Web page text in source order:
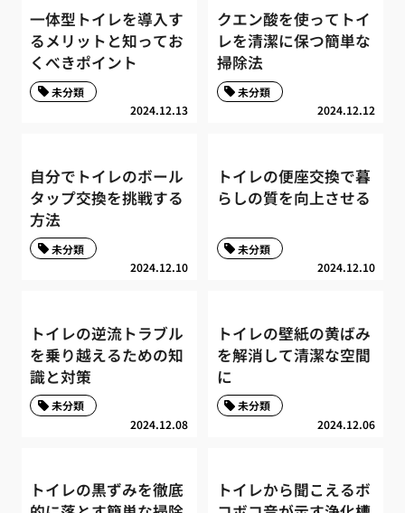
一体型トイレを導入す
るメリットと知ってお
くべきポイント
2024.12.13
未分類
クエン酸を使ってトイ
レを清潔に保つ簡単な
掃除法
2024.12.12
未分類
自分でトイレのボール
タップ交換を挑戦する
方法
2024.12.10
未分類
トイレの便座交換で暮
らしの質を向上させる
2024.12.10
未分類
トイレの逆流トラブル
を乗り越えるための知
識と対策
2024.12.08
未分類
トイレの壁紙の黄ばみ
を解消して清潔な空間
に
2024.12.06
未分類
トイレの黒ずみを徹底
トイレから聞こえるボ